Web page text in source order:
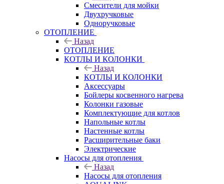
Смесители для мойки
Двухручковые
Одноручковые
ОТОПЛЕНИЕ
Назад
ОТОПЛЕНИЕ
КОТЛЫ И КОЛОНКИ
Назад
КОТЛЫ И КОЛОНКИ
Аксессуары
Бойлеры косвенного нагрева
Колонки газовые
Комплектующие для котлов
Напольные котлы
Настенные котлы
Расширительные баки
Электрические
Насосы для отопления
Назад
Насосы для отопления